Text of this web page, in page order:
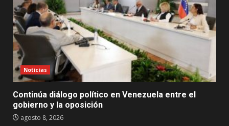
Noticias
Continúa diálogo político en Venezuela entre el
gobierno y la oposición
agosto 8, 2026